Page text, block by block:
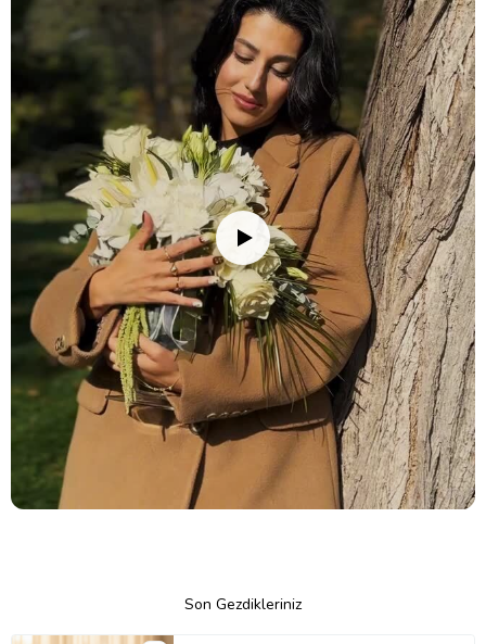
Son Gezdikleriniz